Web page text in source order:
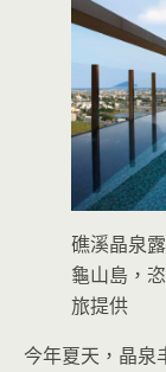
礁溪晶泉
龜山島，
旅提供
今年夏天，晶泉